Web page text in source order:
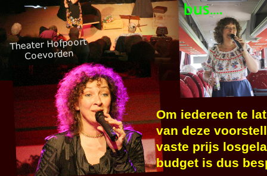
Marion gaat graag met
een enthousiast
ontroerend, gezellig.
afloop: “Wat hebben we
Om iedereen te
van deze
vaste prijs
budget is dus